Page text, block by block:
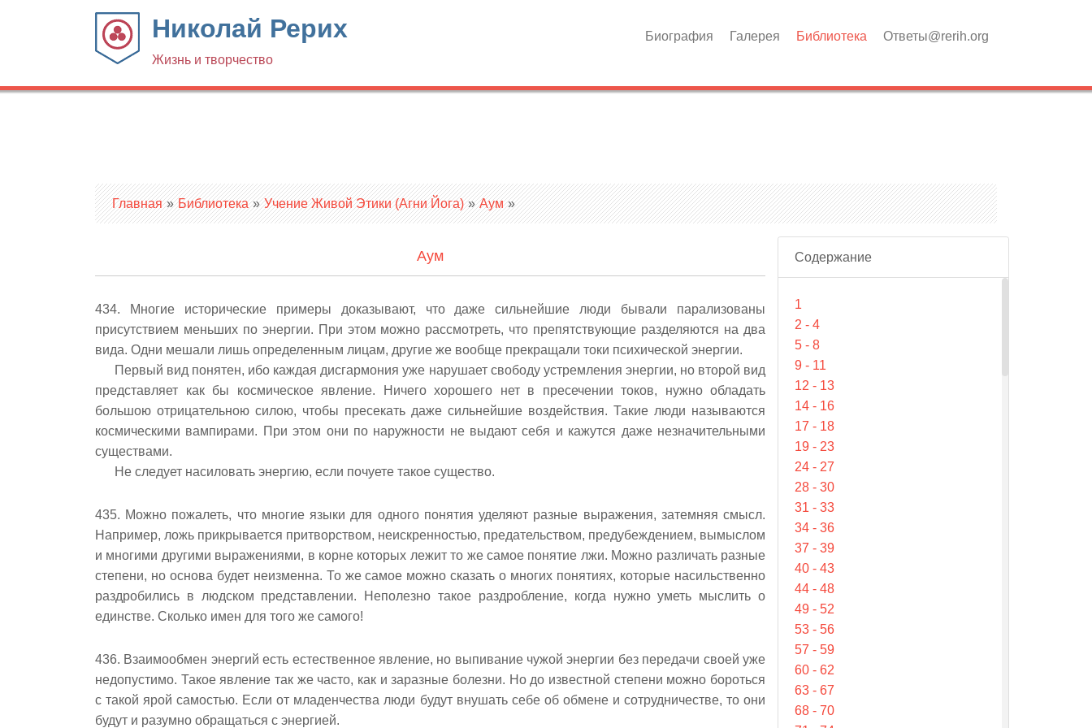
Николай Рерих
Жизнь и творчество
Биография Галерея Библиотека Ответы@rerih.org
Вы здесь
Главная » Библиотека » Учение Живой Этики (Агни Йога) » Аум »
Аум
434. Многие исторические примеры доказывают, что даже сильнейшие люди бывали парализованы
присутствием меньших по энергии. При этом можно рассмотреть, что препятствующие разделяются на два
вида. Одни мешали лишь определенным лицам, другие же вообще прекращали токи психической энергии.
Первый вид понятен, ибо каждая дисгармония уже нарушает свободу устремления энергии, но второй вид
представляет как бы космическое явление. Ничего хорошего нет в пресечении токов, нужно обладать
большою отрицательною силою, чтобы пресекать даже сильнейшие воздействия. Такие люди называются
космическими вампирами. При этом они по наружности не выдают себя и кажутся даже незначительными
существами.
Не следует насиловать энергию, если почуете такое существо.
435. Можно пожалеть, что многие языки для одного понятия уделяют разные выражения, затемняя смысл.
Например, ложь прикрывается притворством, неискренностью, предательством, предубеждением, вымыслом
и многими другими выражениями, в корне которых лежит то же самое понятие лжи. Можно различать разные
степени, но основа будет неизменна. То же самое можно сказать о многих понятиях, которые насильственно
раздробились в людском представлении. Неполезно такое раздробление, когда нужно уметь мыслить о
единстве. Сколько имен для того же самого!
436. Взаимообмен энергий есть естественное явление, но выпивание чужой энергии без передачи своей уже
недопустимо. Такое явление так же часто, как и заразные болезни. Но до известной степени можно бороться
с такой ярой самостью. Если от младенчества люди будут внушать себе об обмене и сотрудничестве, то они
будут и разумно обращаться с энергией.
Содержание
1
2 - 4
5 - 8
9 - 11
12 - 13
14 - 16
17 - 18
19 - 23
24 - 27
28 - 30
31 - 33
34 - 36
37 - 39
40 - 43
44 - 48
49 - 52
53 - 56
57 - 59
60 - 62
63 - 67
68 - 70